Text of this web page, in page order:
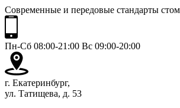
Современные и передовые стандарты
Пн-Сб 08:00-21:00 Вс 09:00-20:00
г. Екатеринбург,
ул. Татищева, д. 53